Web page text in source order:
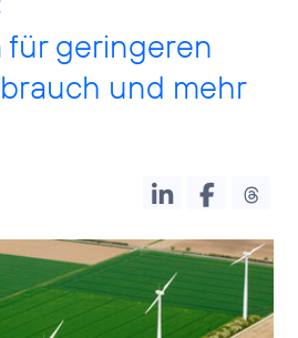
für geringeren
und mehr